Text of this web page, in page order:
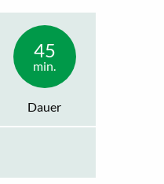
45
min.
Dauer